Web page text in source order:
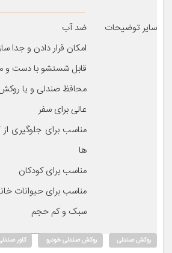
سایر توضیحات
ضد آب
امکان قرار دادن و جدا
قابل شستشو با دست و
محافظ صندلی و یا
عالی برای سفر
مناسب برای جلوگیری
ها
مناسب برای کودکان
مناسب برای حیوانات
سبک و کم حجم
روکش صندلی روکش صندلی خودرو کاور